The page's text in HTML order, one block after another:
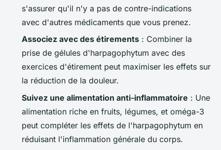
s'assurer qu'il n'y a pas de contre-indications
avec d'autres médicaments que vous prenez.
Associez avec des étirements : Combiner la
prise de gélules d'harpagophytum avec des
exercices d'étirement peut maximiser les effets sur
la réduction de la douleur.
Suivez une alimentation anti-inflammatoire : Une
alimentation riche en fruits, légumes, et oméga-3
peut compléter les effets de l'harpagophytum en
réduisant l'inflammation générale du corps.